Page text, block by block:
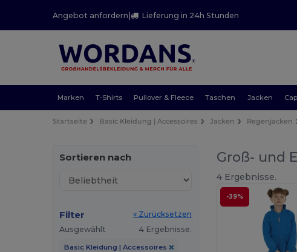
Angebot anfordern| Lieferung in 24h Stunden
Marken T-Shirts Pullover & Fleece Taschen Jacken
Startseite Basic Kleidung | Accessoires Jacken Regenjacken
Sortieren nach
Filter
« Zurücksetzen
Ausgewählt
4 Ergebnisse.
Basic Kleidung | Accessoires
Groß- und
4 Ergebnisse.
-39%